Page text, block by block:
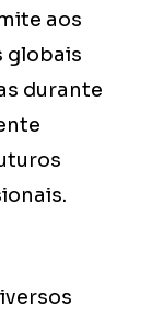
aos
globais
durante